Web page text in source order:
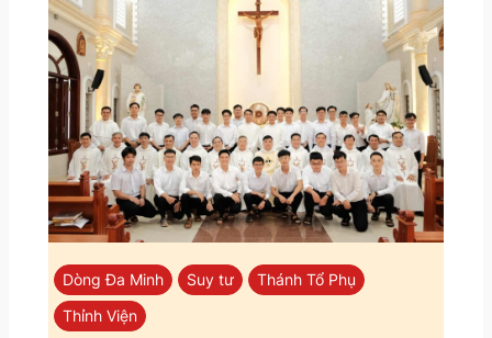
Dòng Đa Minh Suy tư
Thánh Tổ Phụ
Thỉnh Viện